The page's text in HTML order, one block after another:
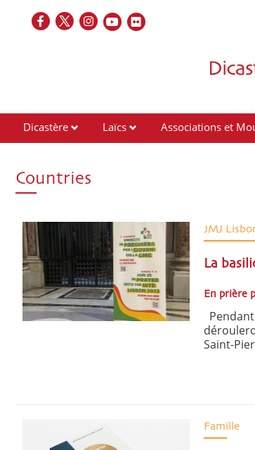
Dicastère Laïcs Associations et
Countries
JMJ
La
En prière
Saint-
Famille